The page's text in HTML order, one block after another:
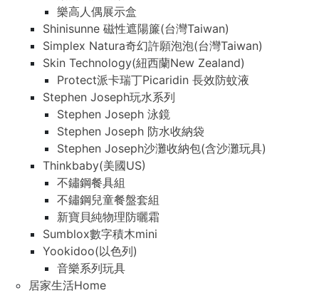
樂高人偶展示盒
Shinisunne 磁性遮陽簾(台灣Taiwan)
Simplex Natura奇幻許願泡泡(台灣Taiwan)
Skin Technology(紐西蘭New Zealand)
Protect派卡瑞丁Picaridin 長效防蚊液
Stephen Joseph玩水系列
Stephen Joseph 泳鏡
Stephen Joseph 防水收納袋
Stephen Joseph沙灘收納包(含沙灘玩具)
Thinkbaby(美國US)
不鏽鋼餐具組
不鏽鋼兒童餐盤套組
新寶貝純物理防曬霜
Sumblox數字積木mini
Yookidoo(以色列)
音樂系列玩具
居家生活Home